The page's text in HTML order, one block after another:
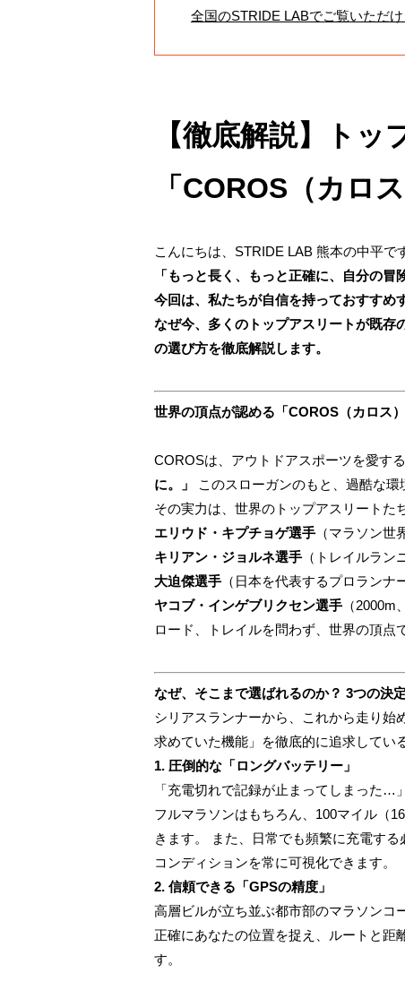
全国のSTRIDE LABでご覧いただけ
【徹底解説】ト
「COROS（カロ
こんにちは、STRIDE LAB 熊本の中平で
「もっと長く、もっと正確に、自分の
今回は、私たちが自信を持っておすすめ
なぜ今、多くのトップアスリートが既存
の選び方を徹底解説します。
世界の頂点が認める「COROS（カロス
COROSは、アウトドアスポーツを愛す
に。」
このスローガンのもと、過酷な
その実力は、世界のトップアスリートた
エリウド・キプチョゲ選手 （マラソン世
キリアン・ジョルネ選手 （トレイルラン
大迫傑選手 （日本を代表するプロランナ
ヤコブ・インゲブリクセン選手 （2000m
ロード、トレイルを問わず、世界の頂
なぜ、そこまで選ばれるのか？ 3つの決
シリアスランナーから、これから走り
求めていた機能」を徹底的に追求してい
1. 圧倒的な「ロングバッテリー」
「充電切れで記録が止まってしまった
フルマラソンはもちろん、100マイル（
きます。 また、日常でも頻繁に充電す
コンディションを常に可視化できます。
2. 信頼できる「GPSの精度」
高層ビルが立ち並ぶ都市部のマラソンコ
正確にあなたの位置を捉え、ルートと距
す。